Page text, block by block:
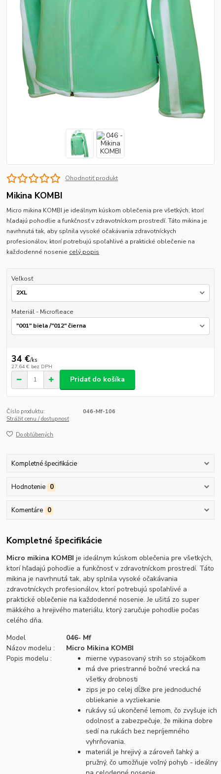
Ohodnotiť produkt
Mikina KOMBI
Micro mikina KOMBI je ideálnym kúskom oblečenia pre všetkých, ktorí
hľadajú pohodlie a funkčnosť v zdravotníckom prostredí. Táto mikina je
navrhnutá tak, aby splnila vysoké očakávania zdravotníckych
profesionálov, ktorí potrebujú spoľahlivé a praktické oblečenie na
každodenné nosenie celý popis
Veľkosť
Materiál - Microfleace
34 €/ks
27,64 € bez DPH
Pridať do košíka
Číslo produktu:
046-Mf-106
Strážiť cenu / dostupnosť
Do obľúbených
Kompletné špecifikácie
Hodnotenie 0
Komentáre 0
Kompletné špecifikácie
Micro mikina KOMBIje ideálnym kúskom oblečenia pre všetkých,
ktorí hľadajú pohodlie a funkčnosť v zdravotníckom prostredí. Táto
mikina je navrhnutá tak, aby splnila vysoké očakávania
zdravotníckych profesionálov, ktorí potrebujú spoľahlivé a
praktické oblečenie na každodenné nosenie. Je ušitá zo super
mäkkého a hrejivého materiálu, ktorý zaručuje pohodlie počas
celého dňa.
Model
046- Mf
Názov modelu :
Micro Mikina KOMBI
Popis modelu :
mierne vypasovaný strih so stojačikom
má dve priestranné bočné vrecká na
všetky drobnosti
zips je po celej dĺžke pre jednoduché
obliekanie a vyzliekanie
rukávy sú ukončené lemom, čo zvyšuje ich
odolnosť a zabezpečuje, že mikina dobre
sedí na rukách bez nepríjemného
vyhrňovania.
materiál je hrejivý a zároveň ľahký a
pružný, čo umožňuje voľný pohyb - ideálny